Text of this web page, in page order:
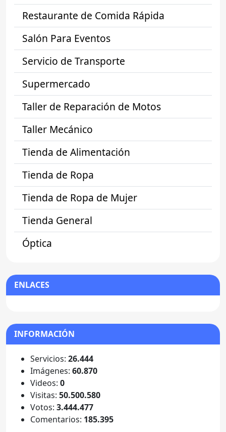
Restaurante de Comida Rápida
Salón Para Eventos
Servicio de Transporte
Supermercado
Taller de Reparación de Motos
Taller Mecánico
Tienda de Alimentación
Tienda de Ropa
Tienda de Ropa de Mujer
Tienda General
Óptica
ENLACES
INFORMACIÓN
Servicios: 26.444
Imágenes: 60.870
Videos: 0
Visitas: 50.500.580
Votos: 3.444.477
Comentarios: 185.395